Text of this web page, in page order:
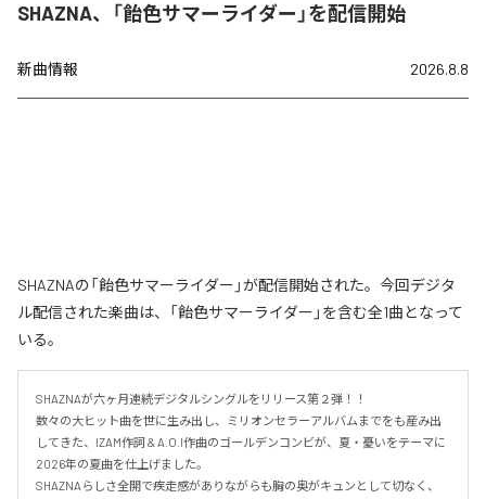
SHAZNA、「飴色サマーライダー」を配信開始
新曲情報 2026.8.8
SHAZNAの「飴色サマーライダー」が配信開始された。今回デジタ
ル配信された楽曲は、「飴色サマーライダー」を含む全1曲となって
いる。
SHAZNAが六ヶ月連続デジタルシングルをリリース第２弾！！
数々の大ヒット曲を世に生み出し、ミリオンセラーアルバムまでをも産み出
してきた、IZAM作詞 & A.O.I作曲のゴールデンコンビが、夏・憂いをテーマに
2026年の夏曲を仕上げました。
SHAZNAらしさ全開で疾走感がありながらも胸の奥がキュンとして切なく、